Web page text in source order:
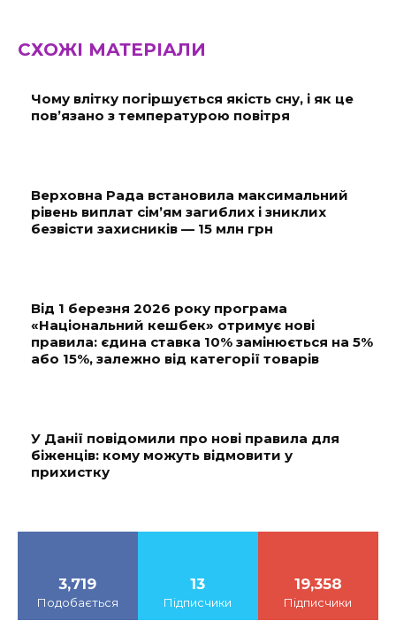
СХОЖІ МАТЕРІАЛИ
Чому влітку погіршується якість сну, і як це
пов’язано з температурою повітря
Верховна Рада встановила максимальний
рівень виплат сім’ям загиблих і зниклих
безвісти захисників — 15 млн грн
Від 1 березня 2026 року програма
«Національний кешбек» отримує нові
правила: єдина ставка 10% замінюється на 5%
або 15%, залежно від категорії товарів
У Данії повідомили про нові правила для
біженців: кому можуть відмовити у
прихистку
3,719
Подобається
13
Підписчики
19,358
Підписчики